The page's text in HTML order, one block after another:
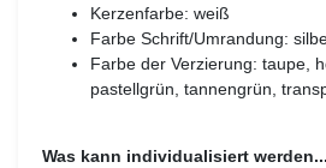
Kerzenfarbe: weiß
Farbe Schrift/Umrandung:
Farbe der Verzierung: taupe,
pastellgrün, tannengrün,
Was kann individualisiert